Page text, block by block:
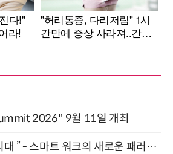
2026" 9월 11일 개최
“AI와 함께 일하는 시대 ” - 스마트 워크의 새로운 패러다임 (9/11)